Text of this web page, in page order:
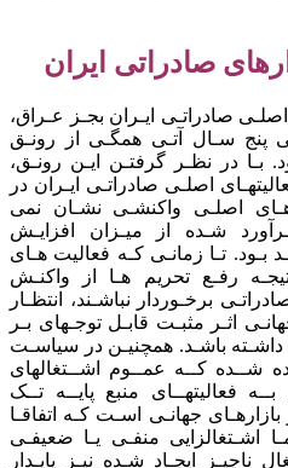
صادراتی ایران
صادراتـی ایـران بجـز عـراق،
پنج سـال آتـی همگـی از رونـق
بـا در نظـر گرفتـن ایـن رونـق،
اصلـی صادراتـی ایـران در
اصلـی واکنشـی نشـان نمی
شـده از میـزان افزایـش
بـود. تـا زمانـی کـه فعالیت هـای
رفـع تحریم هـا از واکنـش
برخـوردار نباشـند، انتظـار
اثـر مثبـت قابـل توجـهای بـر
باشـد. همچنیـن در سیاسـت
شــده کــه عمــوم اشــتغالهای
فعالیتهــای منبع پایــه تــک
جهانـی اسـت کـه اتفاقـا
اشـتغالزایی منفـی یـا ضعیفـی
ناچیـز ایجـاد شـده نیـز پایـدار